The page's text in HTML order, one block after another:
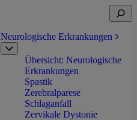
Suche
öffnen
Neurologische Erkrankungen
Untermenü
öffnen
Übersicht: Neurologische
Erkrankungen
Spastik
Zerebralparese
Schlaganfall
Zervikale Dystonie